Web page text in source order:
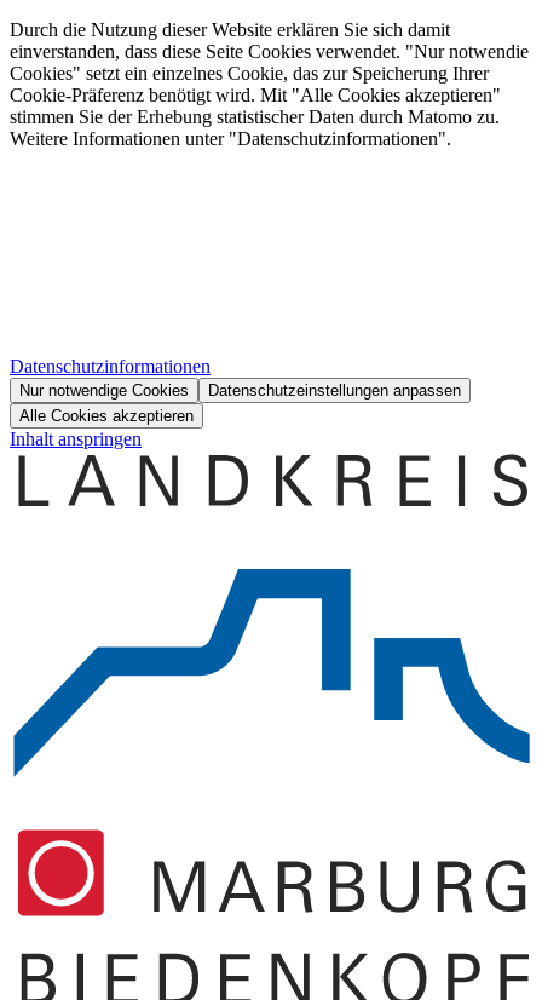
Durch die Nutzung dieser Website erklären Sie sich damit
einverstanden, dass diese Seite Cookies verwendet. "Nur notwendie
Cookies" setzt ein einzelnes Cookie, das zur Speicherung Ihrer
Cookie-Präferenz benötigt wird. Mit "Alle Cookies akzeptieren"
stimmen Sie der Erhebung statistischer Daten durch Matomo zu.
Weitere Informationen unter "Datenschutzinformationen".
Datenschutzinformationen
Nur notwendige Cookies
Datenschutzeinstellungen anpassen
Alle Cookies akzeptieren
Inhalt anspringen